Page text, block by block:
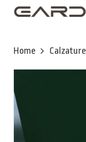
Skip
content
Home Calzature